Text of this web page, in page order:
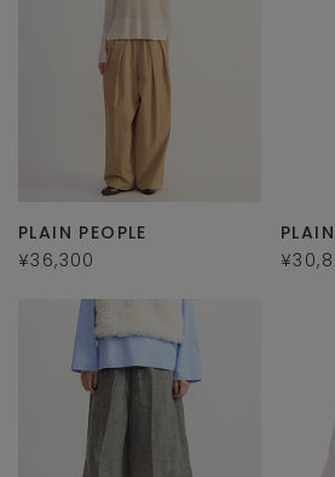
PLAIN PEOPLE
¥36,300